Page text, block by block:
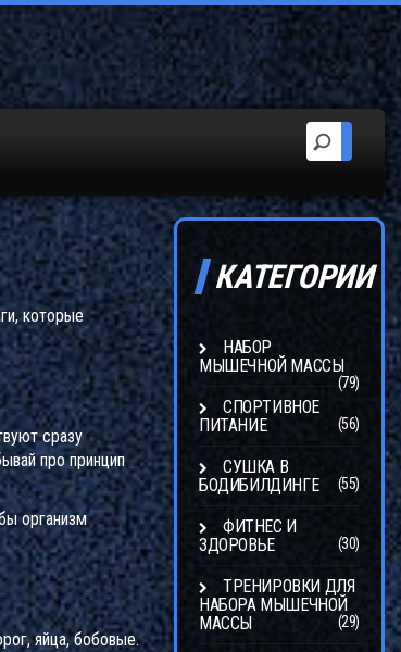
которые
сразу
про принцип
организм
яйца, бобовые.
КАТЕГОРИИ
НАБОР
МЫШЕЧНОЙ МАССЫ
(79)
СПОРТИВНОЕ
ПИТАНИЕ
(56)
СУШКА В
БОДИБИЛДИНГЕ
(55)
ФИТНЕС И
ЗДОРОВЬЕ
(30)
ТРЕНИРОВКИ ДЛЯ
НАБОРА МЫШЕЧНОЙ
МАССЫ
(29)